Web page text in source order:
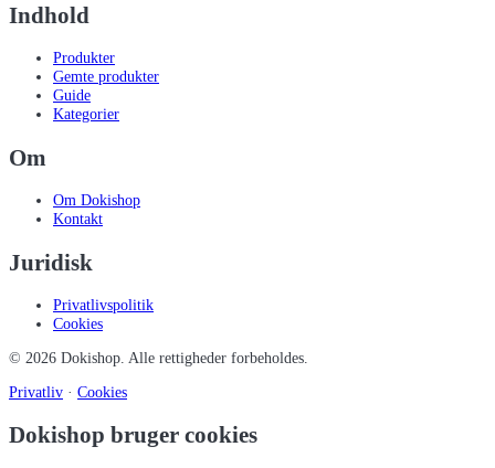
Indhold
Produkter
Gemte produkter
Guide
Kategorier
Om
Om Dokishop
Kontakt
Juridisk
Privatlivspolitik
Cookies
© 2026 Dokishop . Alle rettigheder forbeholdes.
Privatliv · Cookies
Dokishop bruger cookies